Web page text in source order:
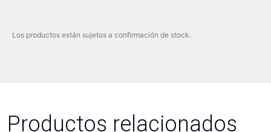
Los productos están sujetos a confirmación de stock.
Productos relacionados